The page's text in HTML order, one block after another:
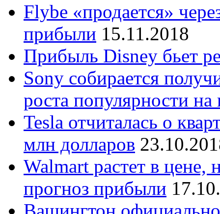
Flybe «продается»
прибыли 15.11.2018
Прибыль Disney бьет
Sony собирается
роста популярности на
Tesla отчиталась о
млн долларов
Walmart растет в цене,
прогноз прибыли